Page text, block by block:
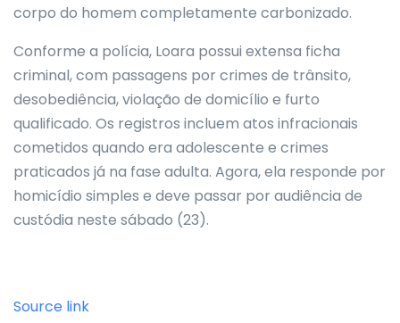
corpo do homem completamente carbonizado.
Conforme a polícia, Loara possui extensa ficha
criminal, com passagens por crimes de trânsito,
desobediência, violação de domicílio e furto
qualificado. Os registros incluem atos infracionais
cometidos quando era adolescente e crimes
praticados já na fase adulta. Agora, ela responde por
homicídio simples e deve passar por audiência de
custódia neste sábado (23).
Source link